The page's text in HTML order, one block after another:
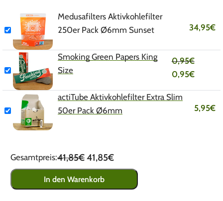
Medusafilters Aktivkohlefilter
250er Pack Ø6mm Sunset
34,95€
Smoking Green Papers King
Size
0,95€
0,95€
actiTube Aktivkohlefilter Extra Slim
50er Pack Ø6mm
5,95€
Gesamtpreis:41,85€41,85€
In den Warenkorb